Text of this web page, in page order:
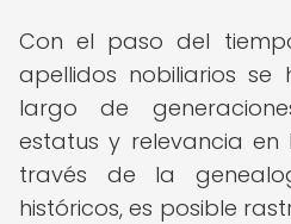
Con el paso del
apellidos nobiliarios
largo de
estatus y relevancia en
través de la
históricos, es posible